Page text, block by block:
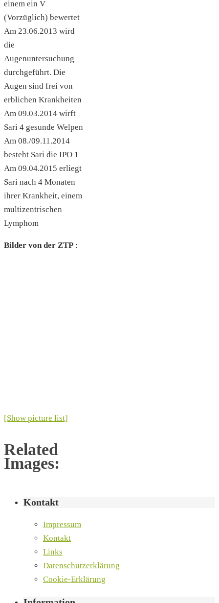
einem ein V
(Vorzüglich) bewertet
Am 23.06.2013 wird
die
Augenuntersuchung
durchgeführt. Die
Augen sind frei von
erblichen Krankheiten
Am 09.03.2014 wirft
Sari 4 gesunde Welpen
Am 08./09.11.2014
besteht Sari die IPO 1
Am 09.04.2015 erliegt
Sari nach 4 Monaten
ihrer Krankheit, einem
multizentrischen
Lymphom
Bilder von der ZTP :
[Show picture list]
Related
Images:
Kontakt
Impressum
Kontakt
Links
Datenschutzerklärung
Cookie-Erklärung